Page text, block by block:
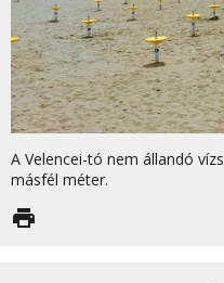
A Velencei-tó nem állandó
másfél méter.
print